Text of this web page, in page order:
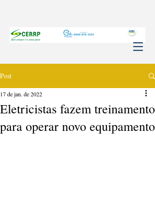
Post
Eletricistas fazem treinamento
para operar novo equipamento
17 de jan. de 2022